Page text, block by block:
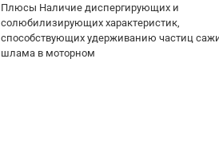
Плюсы Наличие диспергирующих и
солюбилизирующих характеристик,
способствующих удерживанию частиц
шлама в моторном